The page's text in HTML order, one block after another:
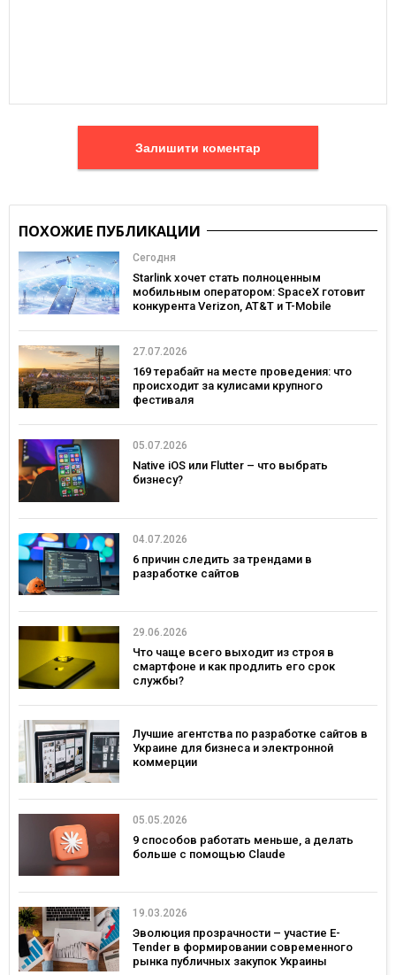
Залишити коментар
ПОХОЖИЕ ПУБЛИКАЦИИ
Сегодня
Starlink хочет стать полноценным
мобильным оператором: SpaceX готовит
конкурента Verizon, AT&T и T-Mobile
27.07.2026
169 терабайт на месте проведения: что
происходит за кулисами крупного
фестиваля
05.07.2026
Native iOS или Flutter – что выбрать
бизнесу?
04.07.2026
6 причин следить за трендами в
разработке сайтов
29.06.2026
Что чаще всего выходит из строя в
смартфоне и как продлить его срок
службы?
Лучшие агентства по разработке сайтов в
Украине для бизнеса и электронной
коммерции
05.05.2026
9 способов работать меньше, а делать
больше с помощью Claude
19.03.2026
Эволюция прозрачности – участие E-
Tender в формировании современного
рынка публичных закупок Украины